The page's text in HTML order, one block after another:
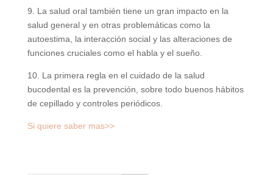
9. La salud oral también tiene un gran impacto en la
salud general y en otras problemáticas como la
autoestima, la interacción social y las alteraciones de
funciones cruciales como el habla y el sueño.
10. La primera regla en el cuidado de la salud
bucodental es la prevención, sobre todo buenos hábitos
de cepillado y controles periódicos.
Si quiere saber mas>>